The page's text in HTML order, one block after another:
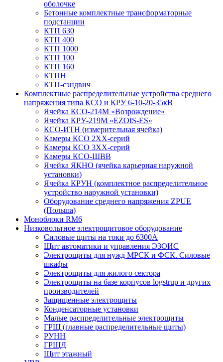
оболочке
Бетонные комплектные трансформаторные
подстанции
КТП 630
КТП 400
КТП 1000
КТП 100
КТП 160
КТПН
КТП-сэндвич
Комплектные распределительные устройства среднего
напряжения типа КСО и КРУ 6-10-20-35кВ
Ячейка КСО-214М «Возрождение»
Ячейка КРУ-219М «EZOIS-ES»
КСО-ИТН (измерительная ячейка)
Камеры КСО 2ХХ-серий
Камеры КСО 3ХХ-серий
Камеры КСО-ШВВ
Ячейка ЯКНО (ячейка карьерная наружной
установки)
Ячейка КРУН (комплектное распределительное
устройство наружной установки)
Оборудование среднего напряжения ZPUE
(Польша)
Моноблоки RM6
Низковольтное электрощитовое оборудование
Силовые щиты на токи до 6300А
Щит автоматики и управления ЭЗОИС
Электрощиты для нужд МРСК и ФСК. Силовые
шкафы
Электрощиты для жилого сектора
Электрощиты на базе корпусов logstrup и других
производителей
Защищенные электрощиты
Конденсаторные установки
Малые распределительные электрощиты
ГРЩ (главные распределительные щиты)
РУНН
ГРЩД
Щит этажный